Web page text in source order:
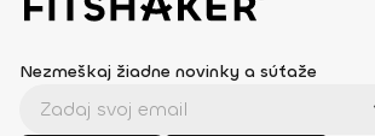
Nezmeškaj žiadne novinky a súťaže